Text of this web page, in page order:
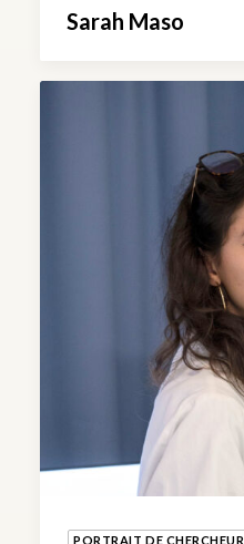
Sarah Maso
PORTRAIT DE CHERCHEUR